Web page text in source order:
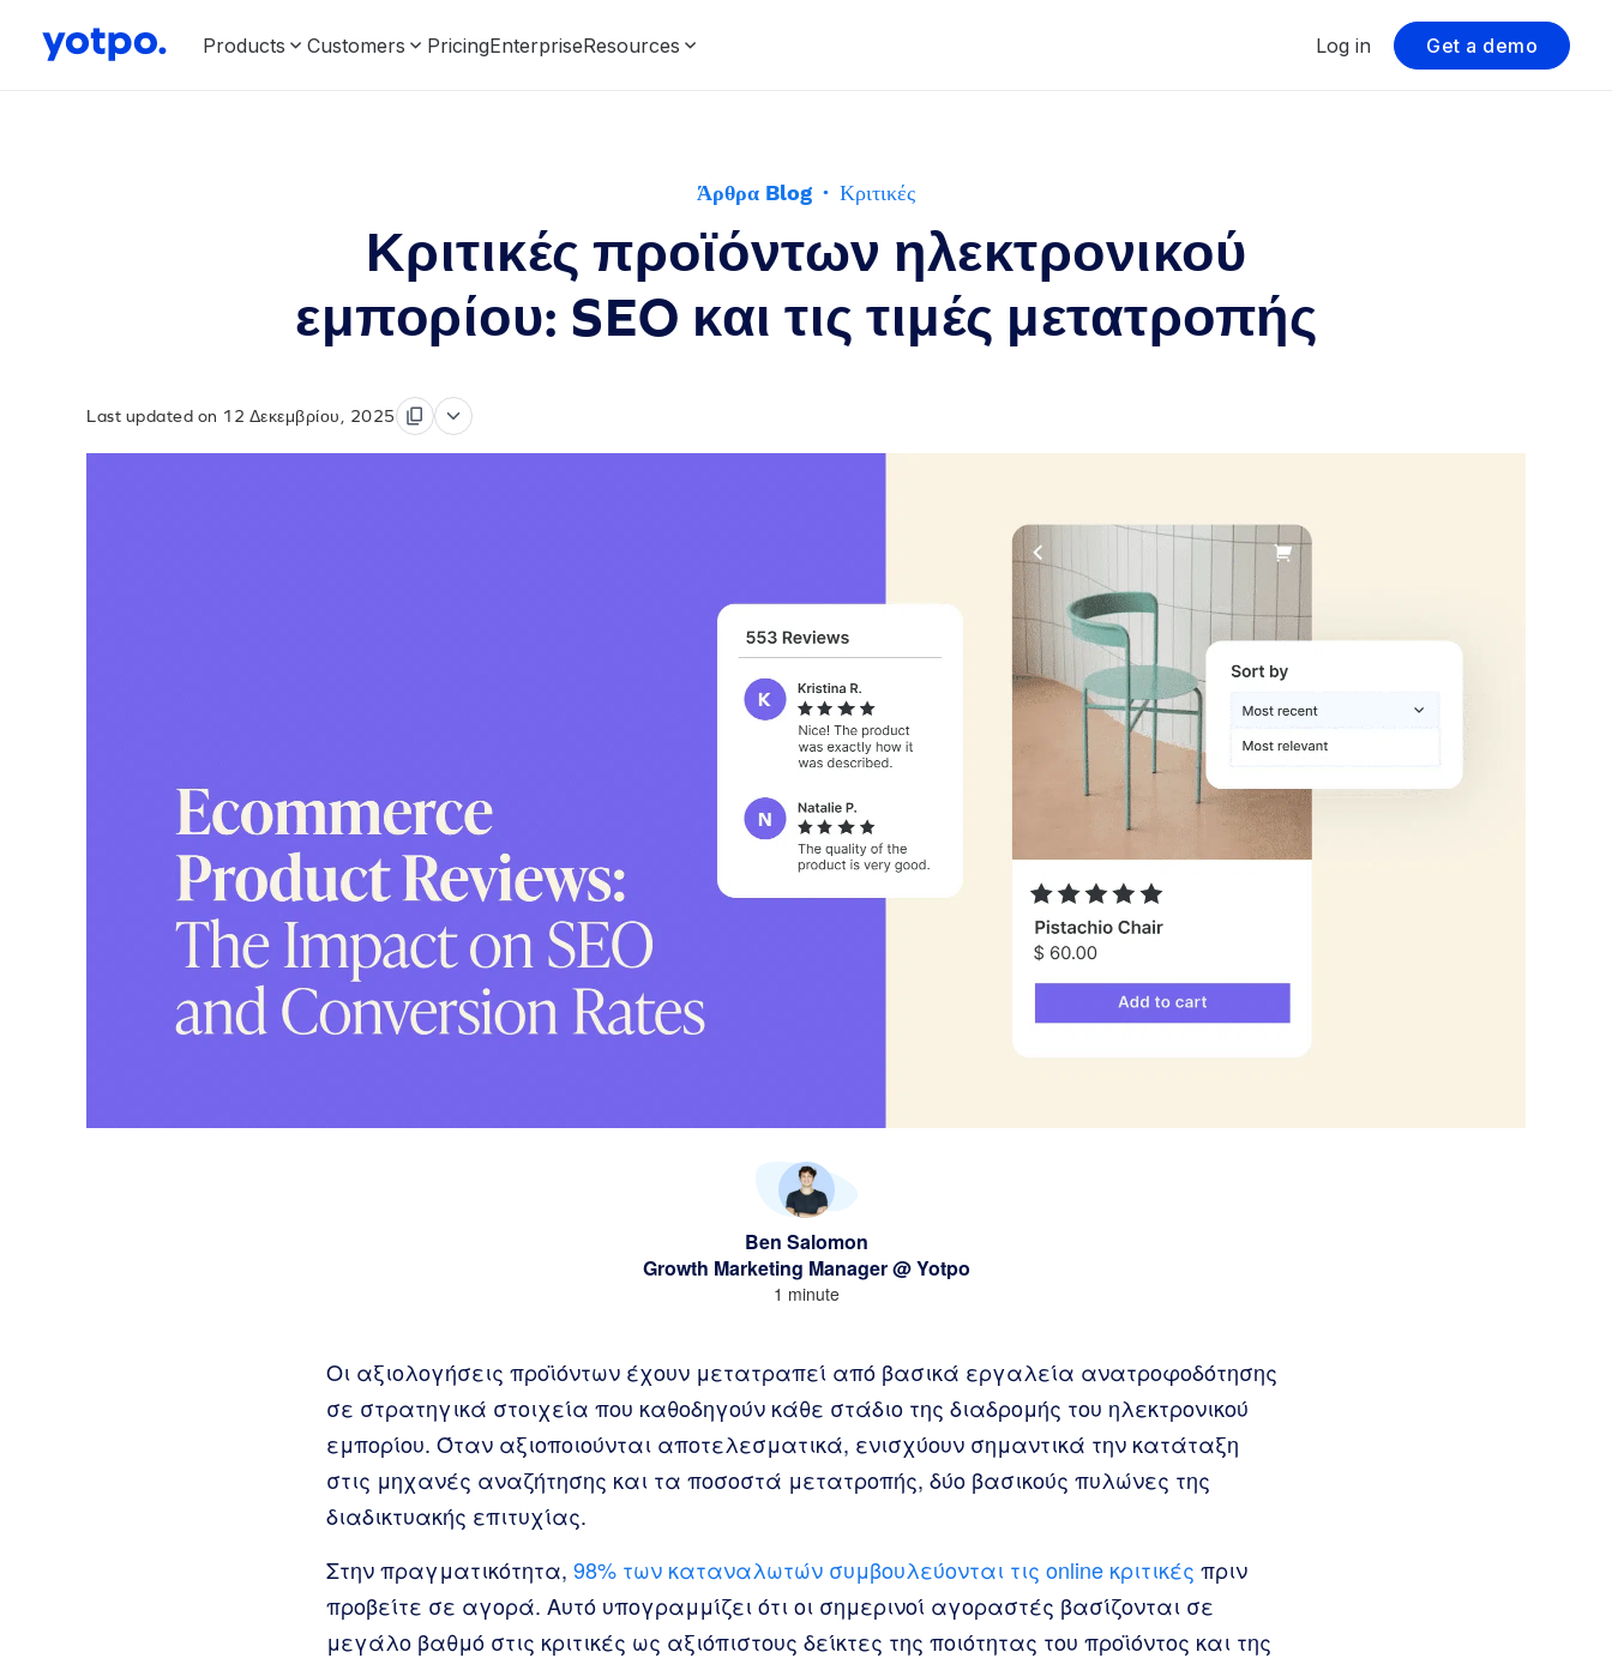
Products Customers PricingEnterpriseResources Log in Get a demo
Άρθρα Blog · Κριτικές
Κριτικές προϊόντων ηλεκτρονικού
εμπορίου: SEO και τις τιμές μετατροπής
Last updated on 12 Δεκεμβρίου, 2025
Ben Salomon
Growth Marketing Manager @ Yotpo
1 minute
Οι αξιολογήσεις προϊόντων έχουν μετατραπεί από βασικά εργαλεία ανατροφοδότησης
σε στρατηγικά στοιχεία που καθοδηγούν κάθε στάδιο της διαδρομής του ηλεκτρονικού
εμπορίου. Όταν αξιοποιούνται αποτελεσματικά, ενισχύουν σημαντικά την κατάταξη
στις μηχανές αναζήτησης και τα ποσοστά μετατροπής, δύο βασικούς πυλώνες της
διαδικτυακής επιτυχίας.
Στην πραγματικότητα, 98% των καταναλωτών συμβουλεύονται τις online κριτικές πριν
προβείτε σε αγορά. Αυτό υπογραμμίζει ότι οι σημερινοί αγοραστές βασίζονται σε
μεγάλο βαθμό στις κριτικές ως αξιόπιστους δείκτες της ποιότητας του προϊόντος και της